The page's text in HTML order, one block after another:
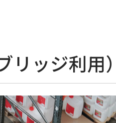
ッジ利用）